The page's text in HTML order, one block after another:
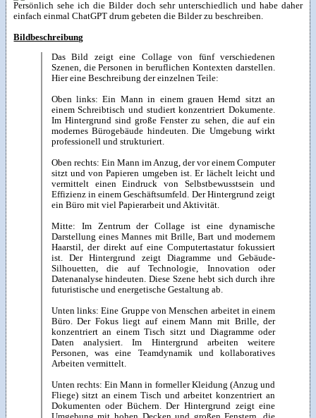
Persönlich sehe ich die Bilder doch sehr unterschiedlich und habe daher
einfach einmal ChatGPT drum gebeten die Bilder zu beschreiben.
Bildbeschreibung
Das Bild zeigt eine Collage von fünf verschiedenen
Szenen, die Personen in beruflichen Kontexten darstellen.
Hier eine Beschreibung der einzelnen Teile:
Oben links: Ein Mann in einem grauen Hemd sitzt an
einem Schreibtisch und studiert konzentriert Dokumente.
Im Hintergrund sind große Fenster zu sehen, die auf ein
modernes Bürogebäude hindeuten. Die Umgebung wirkt
professionell und strukturiert.
Oben rechts: Ein Mann im Anzug, der vor einem Computer
sitzt und von Papieren umgeben ist. Er lächelt leicht und
vermittelt einen Eindruck von Selbstbewusstsein und
Effizienz in einem Geschäftsumfeld. Der Hintergrund zeigt
ein Büro mit viel Papierarbeit und Aktivität.
Mitte: Im Zentrum der Collage ist eine dynamische
Darstellung eines Mannes mit Brille, Bart und modernem
Haarstil, der direkt auf eine Computertastatur fokussiert
ist. Der Hintergrund zeigt Diagramme und Gebäude-
Silhouetten, die auf Technologie, Innovation oder
Datenanalyse hindeuten. Diese Szene hebt sich durch ihre
futuristische und energetische Gestaltung ab.
Unten links: Eine Gruppe von Menschen arbeitet in einem
Büro. Der Fokus liegt auf einem Mann mit Brille, der
konzentriert an einem Tisch sitzt und Diagramme oder
Daten analysiert. Im Hintergrund arbeiten weitere
Personen, was eine Teamdynamik und kollaboratives
Arbeiten vermittelt.
Unten rechts: Ein Mann in formeller Kleidung (Anzug und
Fliege) sitzt an einem Tisch und arbeitet konzentriert an
Dokumenten oder Büchern. Der Hintergrund zeigt eine